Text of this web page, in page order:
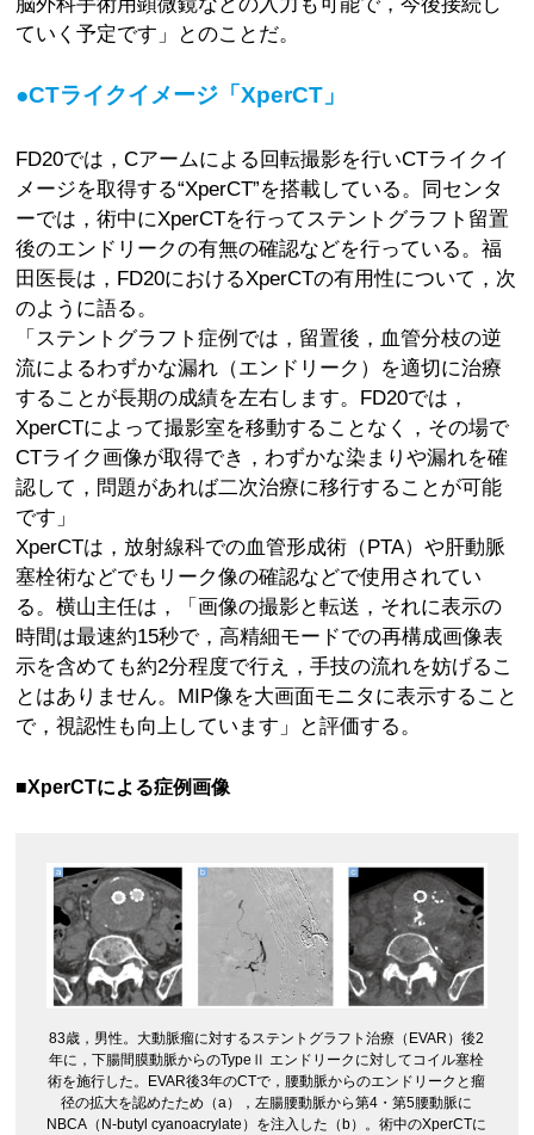
ていく予定です」とのことだ。
●CTライクイメージ「XperCT」
FD20では，Cアームによる回転撮影を行いCTライクイ
メージを取得する“XperCT”を搭載している。同センタ
ーでは，術中にXperCTを行ってステントグラフト留置
後のエンドリークの有無の確認などを行っている。福
田医長は，FD20におけるXperCTの有用性について，次
のように語る。
「ステントグラフト症例では，留置後，血管分枝の逆
流によるわずかな漏れ（エンドリーク）を適切に治療
することが長期の成績を左右します。FD20では，
XperCTによって撮影室を移動することなく，その場で
CTライク画像が取得でき，わずかな染まりや漏れを確
認して，問題があれば二次治療に移行することが可能
です」
XperCTは，放射線科での血管形成術（PTA）や肝動脈
塞栓術などでもリーク像の確認などで使用されてい
る。横山主任は，「画像の撮影と転送，それに表示の
時間は最速約15秒で，高精細モードでの再構成画像表
示を含めても約2分程度で行え，手技の流れを妨げるこ
とはありません。MIP像を大画面モニタに表示すること
で，視認性も向上しています」と評価する。
■XperCTによる症例画像
83歳，男性。大動脈瘤に対するステントグラフト治療（EVAR）後2
年に，下腸間膜動脈からのTypeⅡ エンドリークに対してコイル塞栓
術を施行した。EVAR後3年のCTで，腰動脈からのエンドリークと瘤
径の拡大を認めたため（a），左腸腰動脈から第4・第5腰動脈に
NBCA（N-butyl cyanoacrylate）を注入した（b）。術中のXperCTに